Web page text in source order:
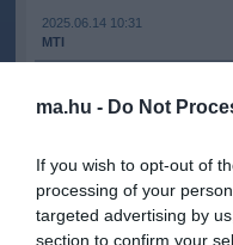
ma.hu - Do Not
If you wish to opt-out of
processing of your
targeted advertising by
section to confirm your
2025.06.14 10:31
MTI
Budapest és
jelentette be Hegyi Zsolt, a
Facebookon.
"A mai óriási